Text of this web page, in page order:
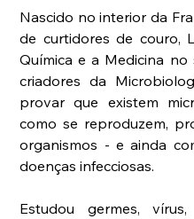
Nascido no interior da
de curtidores de couro,
Química e a Medicina
criadores da
provar que existem
como se reproduzem,
organismos - e ainda
doenças infecciosas.
Estudou germes,